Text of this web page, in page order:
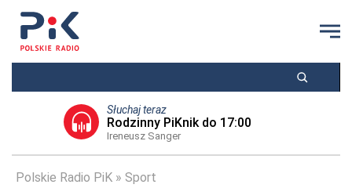
Słuchaj teraz
Rodzinny PiKnik do 17:00
Ireneusz Sanger
Polskie Radio PiK Sport